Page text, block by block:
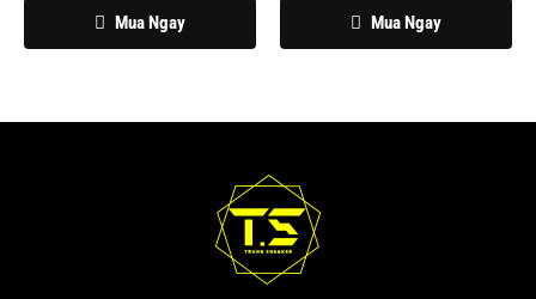
Mua Ngay
trên
Mua Ngay
trên